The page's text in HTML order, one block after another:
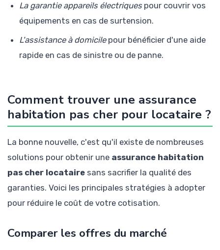
La garantie appareils électriquespour couvrir vos
équipements en cas de surtension.
L'assistance à domicilepour bénéficier d'une aide
rapide en cas de sinistre ou de panne.
Comment trouver une assurance
habitation pas cher pour locataire ?
La bonne nouvelle, c'est qu'il existe de nombreuses
solutions pour obtenir une assurance habitation
pas cher locataire sans sacrifier la qualité des
garanties. Voici les principales stratégies à adopter
pour réduire le coût de votre cotisation.
Comparer les offres du marché